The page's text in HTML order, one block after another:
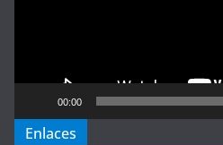
00:00
Enlaces